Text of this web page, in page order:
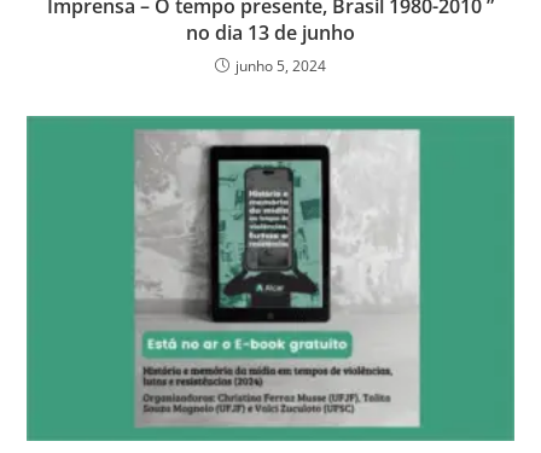
Imprensa – O tempo presente, Brasil 1980-2010 ”
no dia 13 de junho
junho 5, 2024